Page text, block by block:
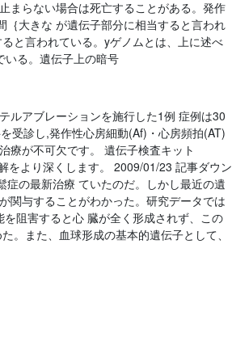
まらない場合は死亡することがある。発作
大きな が遺伝子部分に相当すると言われ
と言われている。yゲノムとは、上に述べ
いる。遺伝子上の暗号
ルアブレーションを施行した1例 症例は30
受診し,発作性心房細動(Af)・心房頻拍(AT)
療が不可欠です。 遺伝子検査キット
をより深くします。 2009/01/23 記事ダウン
の最新治療 ていたのだ。しかし最近の遺
関与することがわかった。研究データでは
阻害すると心 臓が全く形成されず、この
。また、血球形成の基本的遺伝子として、